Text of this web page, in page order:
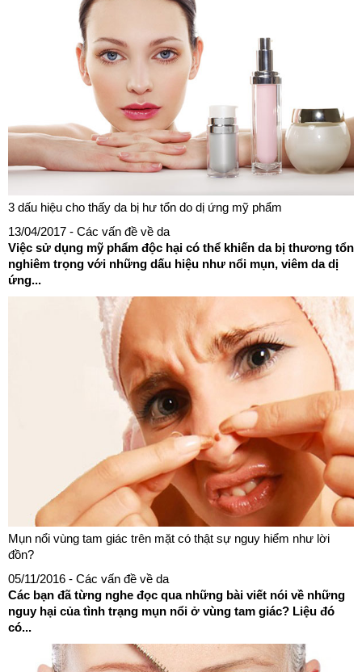
3 dấu hiệu cho thấy da bị hư tổn do dị ứng mỹ phẩm
13/04/2017 - Các vấn đề về da
Việc sử dụng mỹ phẩm độc hại có thể khiến da bị thương tổn
nghiêm trọng với những dấu hiệu như nổi mụn, viêm da dị
ứng...
Mụn nổi vùng tam giác trên mặt có thật sự nguy hiểm như lời
đồn?
05/11/2016 - Các vấn đề về da
Các bạn đã từng nghe đọc qua những bài viết nói về những
nguy hại của tình trạng mụn nổi ở vùng tam giác? Liệu đó
có...